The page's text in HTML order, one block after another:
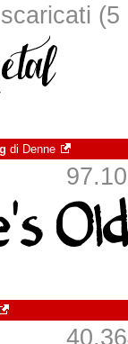
(5
di Denne